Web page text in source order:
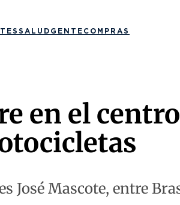
SALUD GENTE COMPRAS
en el
José Mascote, entre